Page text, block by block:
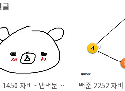
글
백준 1450 자바 - 냅색문제 (BOJ 1450 JAVA)